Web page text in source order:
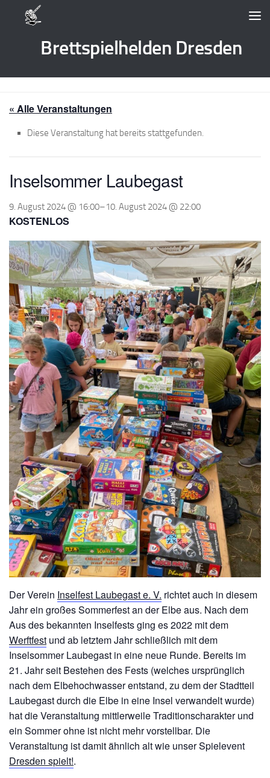
Zum Inhalt springen
Brettspielhelden Dresden
« Alle Veranstaltungen
Diese Veranstaltung hat bereits stattgefunden.
Inselsommer Laubegast
9. August 2024 @ 16:00–10. August 2024 @ 22:00
KOSTENLOS
Der Verein Inselfest Laubegast e. V. richtet auch in diesem
Jahr ein großes Sommerfest an der Elbe aus. Nach dem
Aus des bekannten Inselfests ging es 2022 mit dem
Werftfest und ab letztem Jahr schließlich mit dem
Inselsommer Laubegast in eine neue Runde. Bereits im
21. Jahr seit Bestehen des Fests (welches ursprünglich
nach dem Elbehochwasser entstand, zu dem der Stadtteil
Laubegast durch die Elbe in eine Insel verwandelt wurde)
hat die Veranstaltung mittlerweile Traditionscharakter und
ein Sommer ohne ist nicht mehr vorstellbar. Die
Veranstaltung ist damit ähnlich alt wie unser Spielevent
Dresden spielt!.